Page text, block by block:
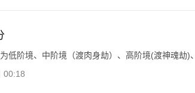
低阶境、中阶境（渡肉身劫）、高阶境(渡神魂劫)
00:18